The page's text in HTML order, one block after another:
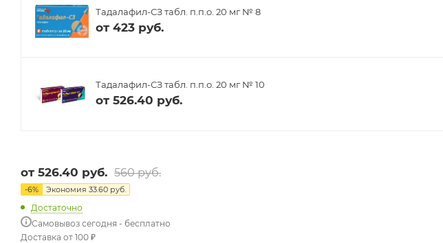
Тадалафил-СЗ табл. п.п.о. 20 мг № 8
от 423 руб.
Тадалафил-СЗ табл. п.п.о. 20 мг № 10
от 526.40 руб.
от 526.40 руб. 560 руб.
-6% Экономия 33.60 руб.
Достаточно
Самовывоз сегодня - бесплатно
Доставка от 100 ₽